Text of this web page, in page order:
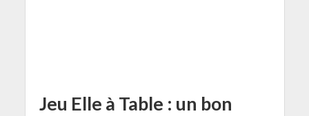
Jeu Elle à Table : un bon